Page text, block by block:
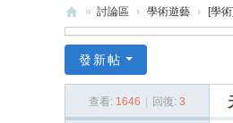
T
ho
pp
» 討論區 › 學術遊藝 › [學
發新帖
查看: 1646 回復: 3